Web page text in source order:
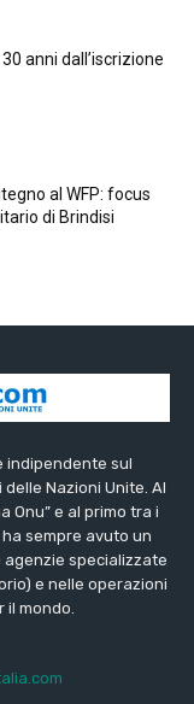
anni dall’iscrizione
al WFP: focus
di Brindisi
indipendente sul
Nazioni Unite. Al
Onu” e al primo tra i
ha sempre avuto un
specializzate
e nelle operazioni
il mondo.